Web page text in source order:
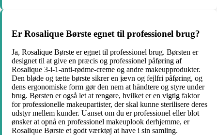
Er Rosalique Børste egnet til professionel brug?
Ja, Rosalique Børste er egnet til professionel brug. Børsten er
designet til at give en præcis og professionel påføring af
Rosalique 3-i-1-anti-rødme-creme og andre makeupprodukter.
Den bløde og tætte børste sikrer en jævn og fejlfri påføring, og
dens ergonomiske form gør den nem at håndtere og styre under
brug. Børsten er også let at rengøre, hvilket er en vigtig faktor
for professionelle makeupartister, der skal kunne sterilisere deres
udstyr mellem kunder. Uanset om du er professionel eller blot
ønsker at opnå en professionel makeuplook derhjemme, er
Rosalique Børste et godt værktøj at have i sin samling.